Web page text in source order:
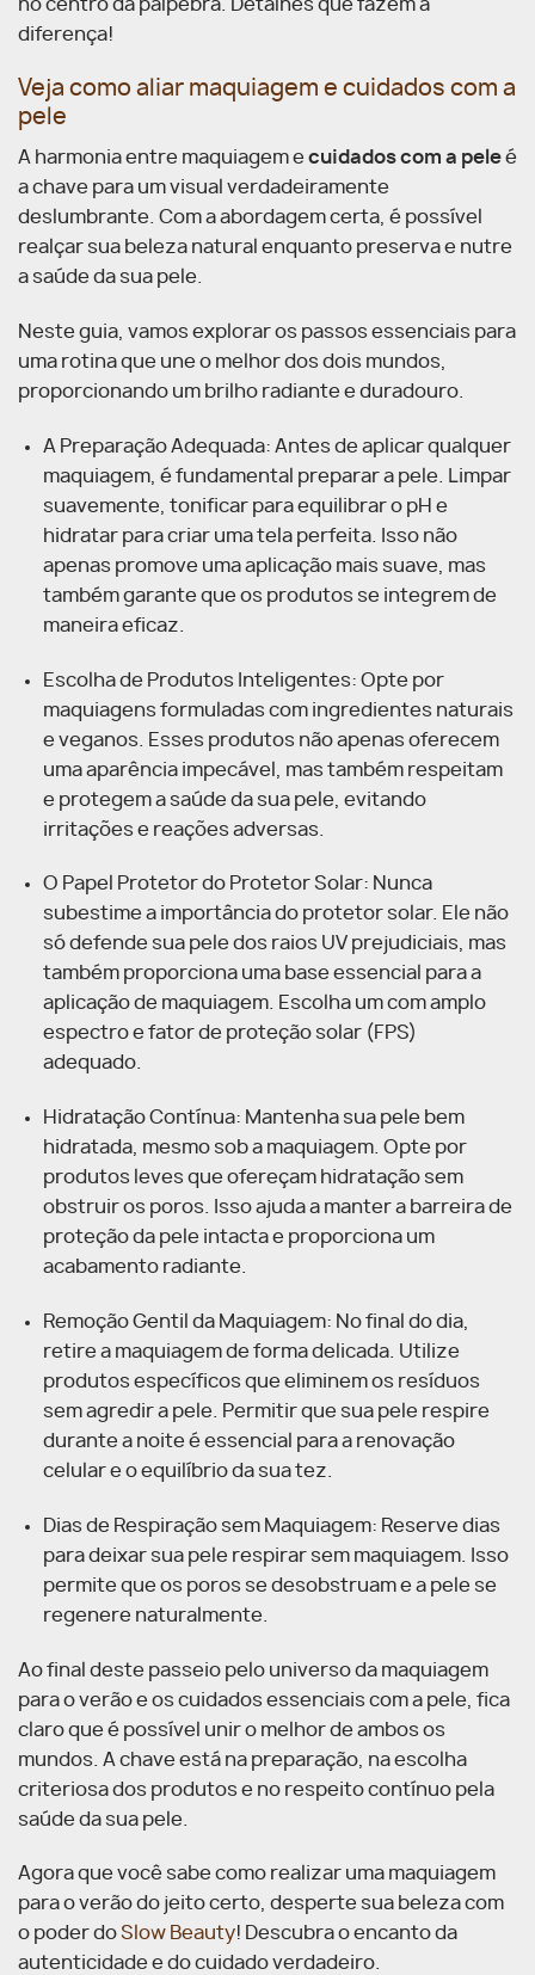
no centro da pálpebra. Detalhes que fazem a
diferença!
Veja como aliar maquiagem e cuidados com a
pele
A harmonia entre maquiagem ecuidados com a peleé
a chave para um visual verdadeiramente
deslumbrante. Com a abordagem certa, é possível
realçar sua beleza natural enquanto preserva e nutre
a saúde da sua pele.
Neste guia, vamos explorar os passos essenciais para
uma rotina que une o melhor dos dois mundos,
proporcionando um brilho radiante e duradouro.
A Preparação Adequada: Antes de aplicar qualquer
maquiagem, é fundamental preparar a pele. Limpar
suavemente, tonificar para equilibrar o pH e
hidratar para criar uma tela perfeita. Isso não
apenas promove uma aplicação mais suave, mas
também garante que os produtos se integrem de
maneira eficaz.
Escolha de Produtos Inteligentes: Opte por
maquiagens formuladas com ingredientes naturais
e veganos. Esses produtos não apenas oferecem
uma aparência impecável, mas também respeitam
e protegem a saúde da sua pele, evitando
irritações e reações adversas.
O Papel Protetor do Protetor Solar: Nunca
subestime a importância do protetor solar. Ele não
só defende sua pele dos raios UV prejudiciais, mas
também proporciona uma base essencial para a
aplicação de maquiagem. Escolha um com amplo
espectro e fator de proteção solar (FPS)
adequado.
Hidratação Contínua: Mantenha sua pele bem
hidratada, mesmo sob a maquiagem. Opte por
produtos leves que ofereçam hidratação sem
obstruir os poros. Isso ajuda a manter a barreira de
proteção da pele intacta e proporciona um
acabamento radiante.
Remoção Gentil da Maquiagem: No final do dia,
retire a maquiagem de forma delicada. Utilize
produtos específicos que eliminem os resíduos
sem agredir a pele. Permitir que sua pele respire
durante a noite é essencial para a renovação
celular e o equilíbrio da sua tez.
Dias de Respiração sem Maquiagem: Reserve dias
para deixar sua pele respirar sem maquiagem. Isso
permite que os poros se desobstruam e a pele se
regenere naturalmente.
Ao final deste passeio pelo universo da maquiagem
para o verão e os cuidados essenciais com a pele, fica
claro que é possível unir o melhor de ambos os
mundos. A chave está na preparação, na escolha
criteriosa dos produtos e no respeito contínuo pela
saúde da sua pele.
Agora que você sabe como realizar uma maquiagem
para o verão do jeito certo, desperte sua beleza com
o poder doSlow Beauty! Descubra o encanto da
autenticidade e do cuidado verdadeiro.